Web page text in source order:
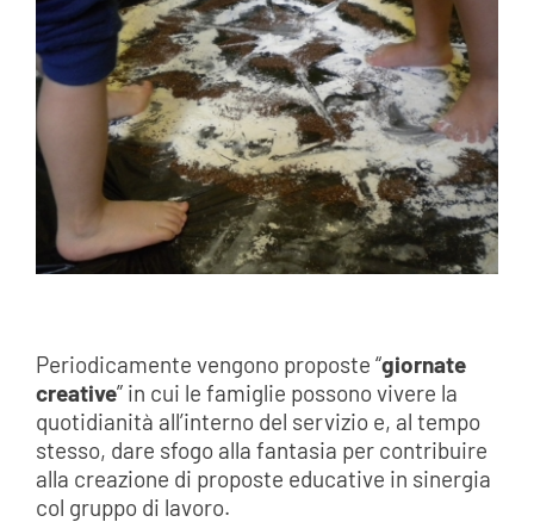
Periodicamente vengono proposte “giornate
creative” in cui le famiglie possono vivere la
quotidianità all’interno del servizio e, al tempo
stesso, dare sfogo alla fantasia per contribuire
alla creazione di proposte educative in sinergia
col gruppo di lavoro.